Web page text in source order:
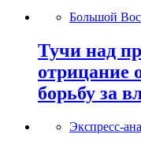
Большой
Тучи над
отрицание
борьбу за
Экспресс-